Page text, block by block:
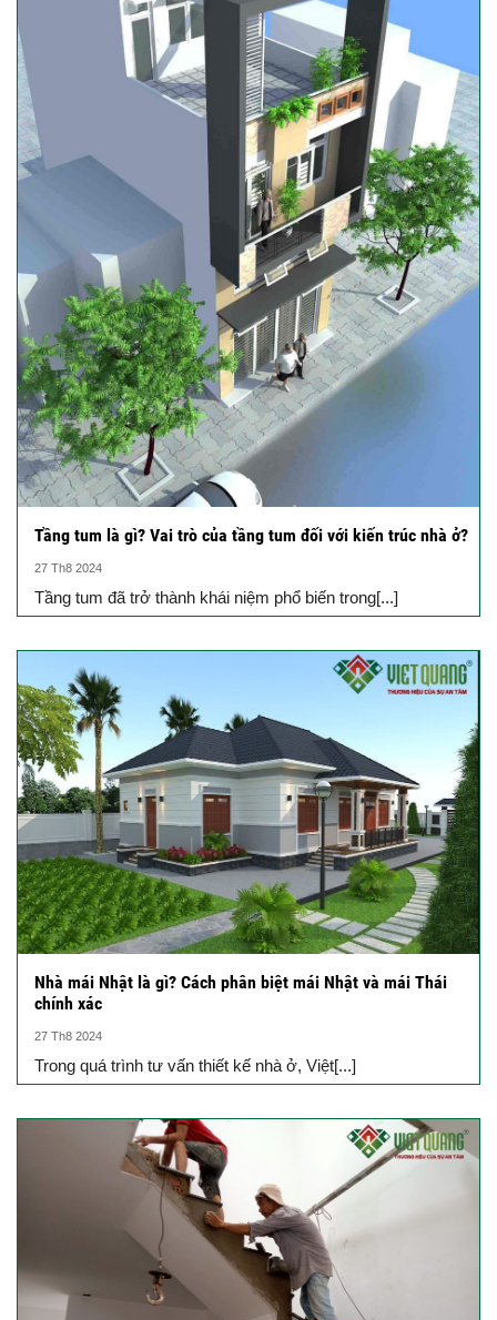
Tầng tum là gì? Vai trò của tầng tum đối với kiến trúc nhà ở?
27 Th8 2024
Tầng tum đã trở thành khái niệm phổ biến trong[...]
Nhà mái Nhật là gì? Cách phân biệt mái Nhật và mái Thái
chính xác
27 Th8 2024
Trong quá trình tư vấn thiết kế nhà ở, Việt[...]